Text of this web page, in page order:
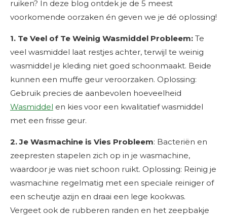
ruiken? In deze blog ontdek je de 5 meest
voorkomende oorzaken én geven we je dé oplossing!
1. Te Veel of Te Weinig Wasmiddel Probleem: Te
veel wasmiddel laat restjes achter, terwijl te weinig
wasmiddel je kleding niet goed schoonmaakt. Beide
kunnen een muffe geur veroorzaken. Oplossing:
Gebruik precies de aanbevolen hoeveelheid
Wasmiddel en kies voor een kwalitatief wasmiddel
met een frisse geur.
2. Je Wasmachine is Vies Probleem: Bacteriën en
zeepresten stapelen zich op in je wasmachine,
waardoor je was niet schoon ruikt. Oplossing: Reinig je
wasmachine regelmatig met een speciale reiniger of
een scheutje azijn en draai een lege kookwas.
Vergeet ook de rubberen randen en het zeepbakje